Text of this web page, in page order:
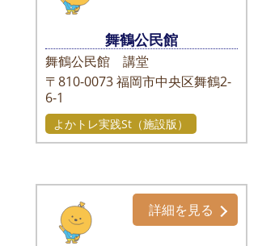
舞鶴公民館
舞鶴公民館 講堂
〒810-0073 福岡市中央区舞鶴2-
6-1
よかトレ実践St（施設版）
詳細を見る